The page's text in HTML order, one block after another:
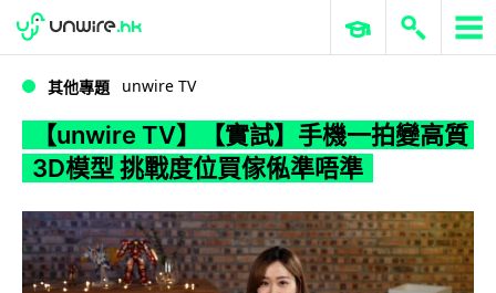
WWDC 2026 ERP 與商業 AI
其他專題 unwire TV
【unwire TV】【實試】手機一拍變高質
3D模型 挑戰度位買傢俬準唔準